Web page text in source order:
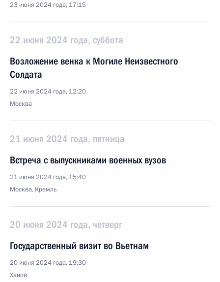
23 июня 2024 года, 17:15
22 июня 2024 года, суббота
Возложение венка к Могиле Неизвестного
Солдата
22 июня 2024 года, 12:20
Москва
21 июня 2024 года, пятница
Встреча с выпускниками военных вузов
21 июня 2024 года, 15:40
Москва, Кремль
20 июня 2024 года, четверг
Государственный визит во Вьетнам
20 июня 2024 года, 19:30
Ханой